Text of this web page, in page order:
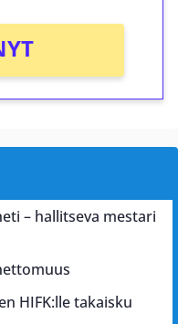
– hallitseva mestari
HIFK:lle takaisku